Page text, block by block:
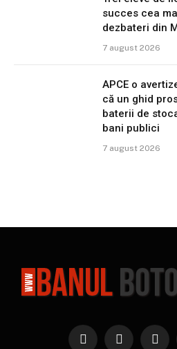
succes cea
dezbateri din
7 august 2026
APCE o
că un ghid
baterii de
bani publici
7 august 2026
Facebook
X